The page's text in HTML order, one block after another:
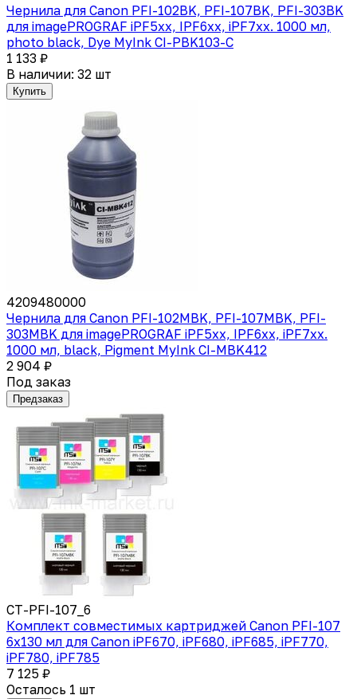
Чернила для Canon PFI-102BK, PFI-107BK, PFI-303BK
для imagePROGRAF iPF5xx, IPF6xx, iPF7xx. 1000 мл,
photo black, Dye MyInk CI-PBK103-C
1 133 ₽
В наличии: 32 шт
Купить
4209480000
Чернила для Canon PFI-102MBK, PFI-107MBK, PFI-
303MBK для imagePROGRAF iPF5xx, IPF6xx, iPF7xx.
1000 мл, black, Pigment MyInk CI-MBK412
2 904 ₽
Под заказ
Предзаказ
CT-PFI-107_6
Комплект совместимых картриджей Canon PFI-107
6x130 мл для Canon iPF670, iPF680, iPF685, iPF770,
iPF780, iPF785
7 125 ₽
Осталось 1 шт